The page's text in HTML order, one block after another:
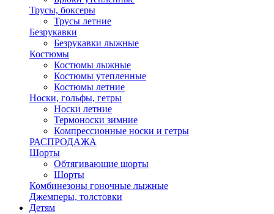
Трусы, боксеры
Трусы летние
Безрукавки
Безрукавки лыжные
Костюмы
Костюмы лыжные
Костюмы утепленные
Костюмы летние
Носки, гольфы, гетры
Носки летние
Термоноски зимние
Компрессионные носки и гетры
РАСПРОДАЖА
Шорты
Обтягивающие шорты
Шорты
Комбинезоны гоночные лыжные
Джемперы, толстовки
Детям